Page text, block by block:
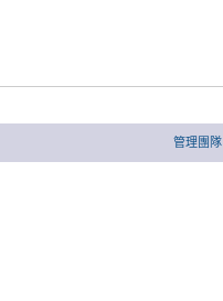
管理團隊